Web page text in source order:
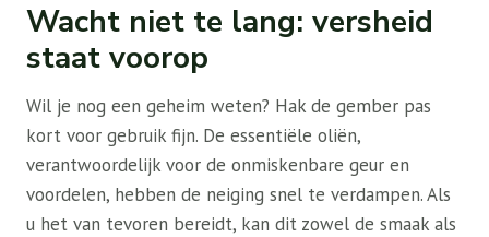
Wacht niet te lang: versheid
staat voorop
Wil je nog een geheim weten? Hak de gember pas
kort voor gebruik fijn. De essentiële oliën,
verantwoordelijk voor de onmiskenbare geur en
voordelen, hebben de neiging snel te verdampen. Als
u het van tevoren bereidt, kan dit zowel de smaak als